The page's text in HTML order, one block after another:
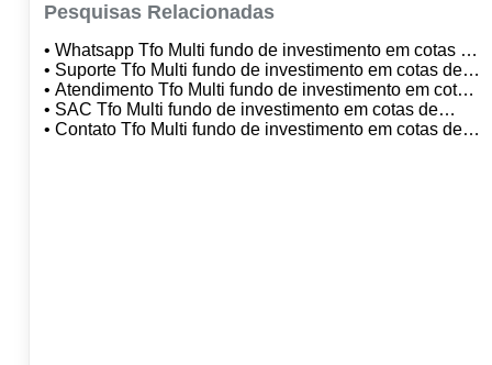
Pesquisas Relacionadas
• Whatsapp Tfo Multi fundo de investimento em cotas de
fundo de investimento multimercado credito privado
• Suporte Tfo Multi fundo de investimento em cotas de
fundo de investimento multimercado credito privado
• Atendimento Tfo Multi fundo de investimento em cotas
de fundo de investimento multimercado credito privado
• SAC Tfo Multi fundo de investimento em cotas de
fundo de investimento multimercado credito privado
• Contato Tfo Multi fundo de investimento em cotas de